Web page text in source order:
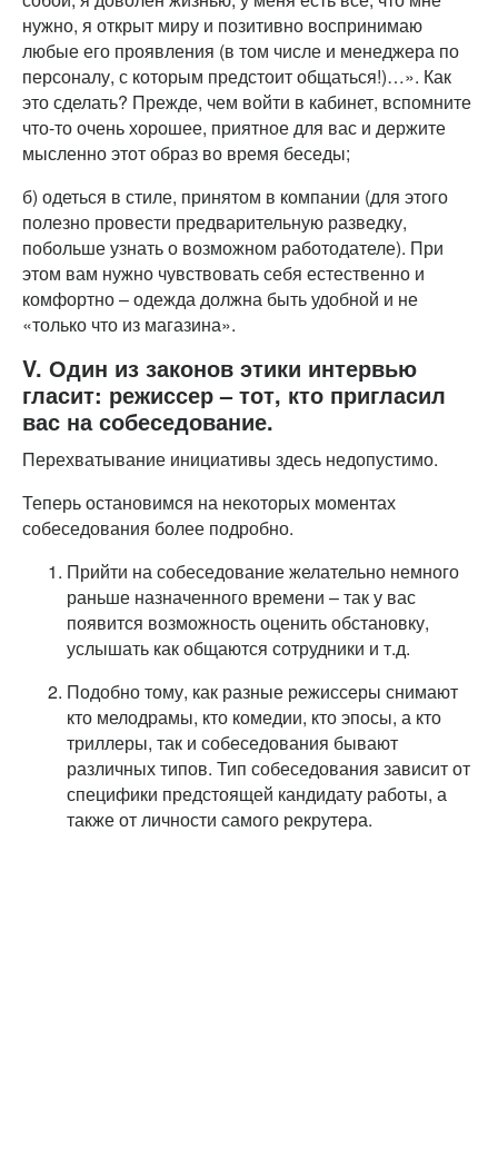
нужно, я открыт миру и позитивно воспринимаю
любые его проявления (в том числе и менеджера по
персоналу, с которым предстоит общаться!)…». Как
это сделать? Прежде, чем войти в кабинет, вспомните
что-то очень хорошее, приятное для вас и держите
мысленно этот образ во время беседы;
б) одеться в стиле, принятом в компании (для этого
полезно провести предварительную разведку,
побольше узнать о возможном работодателе). При
этом вам нужно чувствовать себя естественно и
комфортно – одежда должна быть удобной и не
«только что из магазина».
V. Один из законов этики интервью
гласит: режиссер – тот, кто пригласил
вас на собеседование.
Перехватывание инициативы здесь недопустимо.
Теперь остановимся на некоторых моментах
собеседования более подробно.
Прийти на собеседование желательно немного
раньше назначенного времени – так у вас
появится возможность оценить обстановку,
услышать как общаются сотрудники и т.д.
Подобно тому, как разные режиссеры снимают
кто мелодрамы, кто комедии, кто эпосы, а кто
триллеры, так и собеседования бывают
различных типов. Тип собеседования зависит от
специфики предстоящей кандидату работы, а
также от личности самого рекрутера.